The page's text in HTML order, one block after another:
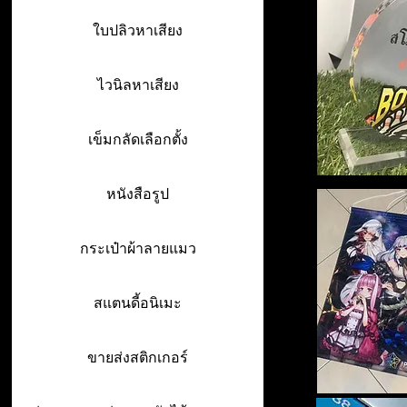
ใบปลิวหาเสียง
ไวนิลหาเสียง
เข็มกลัดเลือกตั้ง
หนังสือรูป
กระเป๋าผ้าลายแมว
สแตนดี้อนิเมะ
ขายส่งสติกเกอร์